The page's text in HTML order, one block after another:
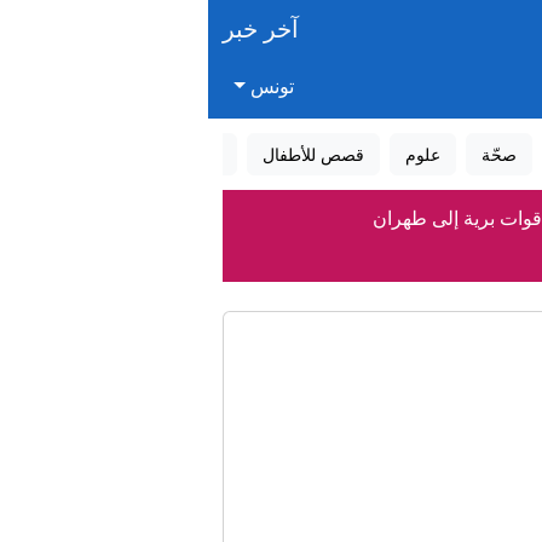
آخر خبر
تونس
صحّة علوم قصص للأطفال
برية إلى طهران